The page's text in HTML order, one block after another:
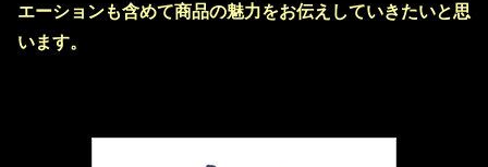
エーションも含めて商品の魅力をお伝えしていきたいと思
います。